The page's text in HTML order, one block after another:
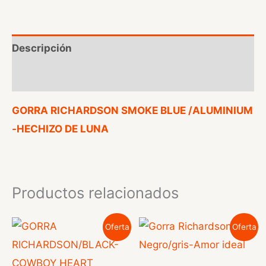
Descripción
GORRA RICHARDSON SMOKE BLUE /ALUMINIUM
-HECHIZO DE LUNA
Productos relacionados
Oferta Oferta